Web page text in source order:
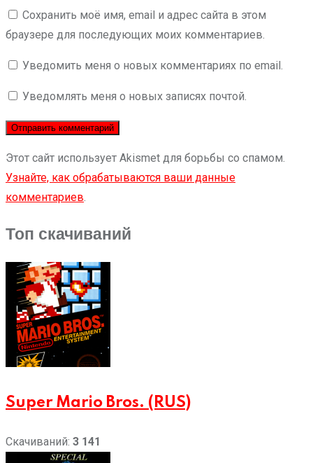
Сохранить моё имя, email и адрес сайта в этом
браузере для последующих моих комментариев.
Уведомить меня о новых комментариях по email.
Уведомлять меня о новых записях почтой.
Этот сайт использует Akismet для борьбы со спамом.
Узнайте, как обрабатываются ваши данные
комментариев.
Топ скачиваний
Super Mario Bros. (RUS)
Скачиваний: 3 141